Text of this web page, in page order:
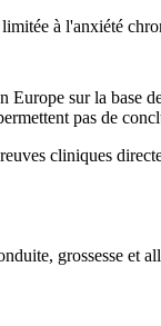
à l'anxiété
Europe sur la base
pas de
cliniques
grossesse et